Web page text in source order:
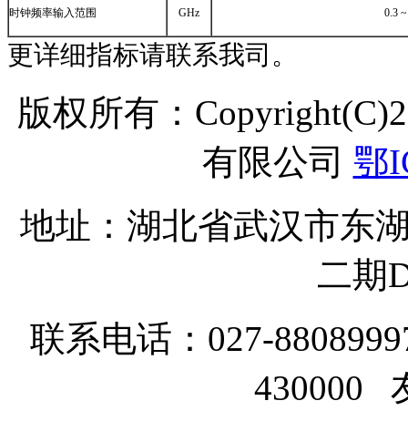
时钟频率输入范围 GHz 0.3
更详细指标请联系我司。
版权所有：
有限公司 鄂
地址：湖北省武汉市东
二期
联系电话：027-
430000